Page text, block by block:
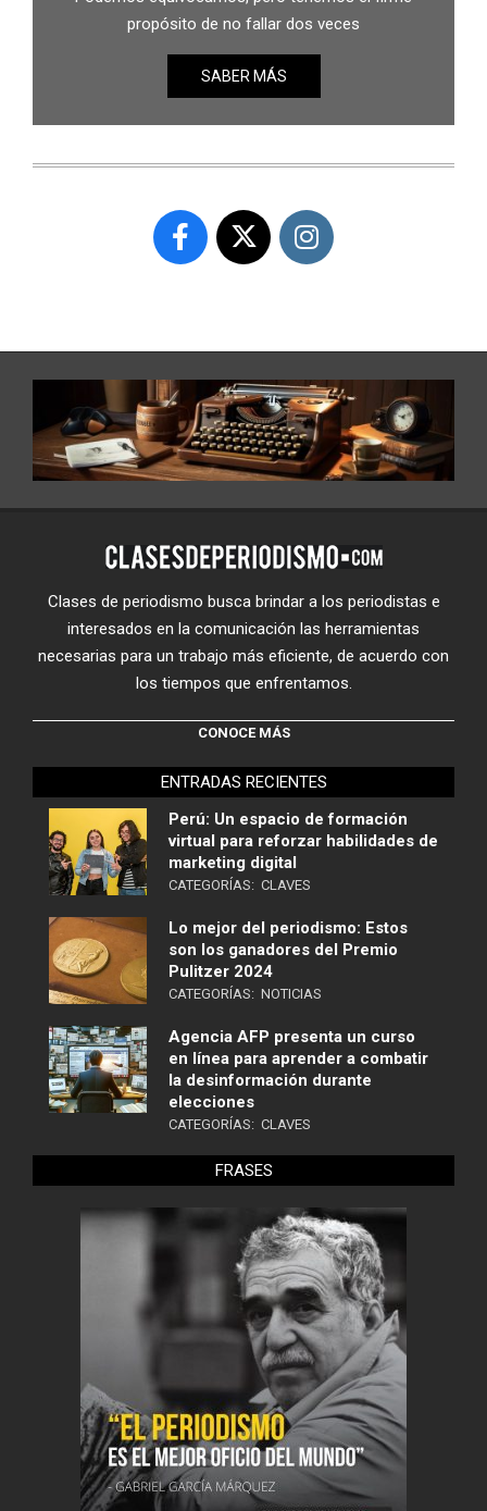
propósito de no fallar dos veces
SABER MÁS
Clases de periodismo busca brindar a los periodistas e
interesados en la comunicación las herramientas
necesarias para un trabajo más eficiente, de acuerdo con
los tiempos que enfrentamos.
CONOCE MÁS
ENTRADAS RECIENTES
Perú: Un espacio de formación
virtual para reforzar habilidades de
marketing digital
CATEGORÍAS: CLAVES
Lo mejor del periodismo: Estos
son los ganadores del Premio
Pulitzer 2024
CATEGORÍAS: NOTICIAS
Agencia AFP presenta un curso
en línea para aprender a combatir
la desinformación durante
elecciones
CATEGORÍAS: CLAVES
FRASES